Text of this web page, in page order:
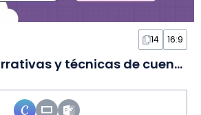
14 16:9
Estructuras narrativas y técnicas de cuento en Diapositivas